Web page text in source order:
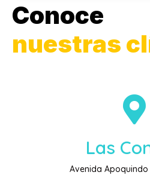
Conoce
nuestras
Las
Avenida Apoquindo